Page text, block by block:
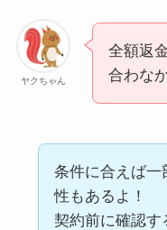
ヤクちゃん
全額返
合わな
条件に合えば一
性もあるよ！
契約前に確認す